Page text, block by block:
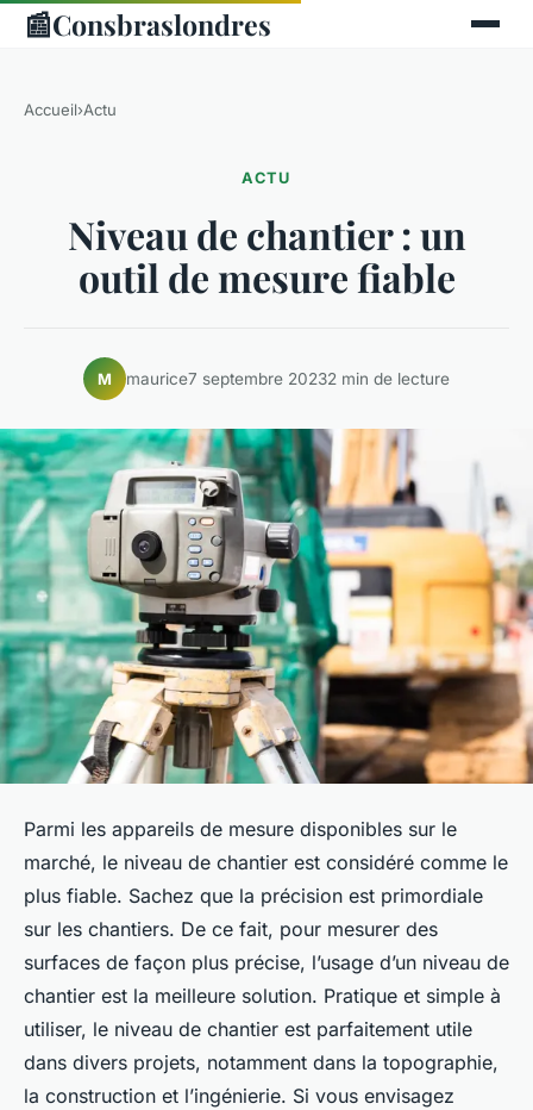
📰Consbraslondres
Accueil›Actu
ACTU
Niveau de chantier : un
outil de mesure fiable
M maurice7 septembre 20232 min de lecture
Parmi les appareils de mesure disponibles sur le
marché, le niveau de chantier est considéré comme le
plus fiable. Sachez que la précision est primordiale
sur les chantiers. De ce fait, pour mesurer des
surfaces de façon plus précise, l’usage d’un niveau de
chantier est la meilleure solution. Pratique et simple à
utiliser, le niveau de chantier est parfaitement utile
dans divers projets, notamment dans la topographie,
la construction et l’ingénierie. Si vous envisagez